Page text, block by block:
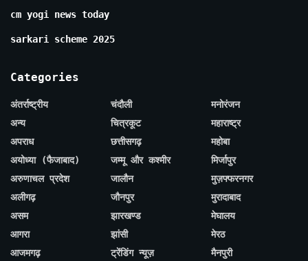
cm yogi news today
sarkari scheme 2025
Categories
अंतर्राष्ट्रीय
अन्य
अपराध
अयोध्या (फैजाबाद)
अरुणाचल प्रदेश
अलीगढ़
असम
आगरा
आजमगढ़
चंदौली
चित्रकूट
छत्तीसगढ़
जम्मू और कश्मीर
जालौन
जौनपुर
झारखण्ड
झांसी
ट्रेंडिंग न्यूज़
मनोरंजन
महाराष्ट्र
महोबा
मिर्जापुर
मुज़फ्फरनगर
मुरादाबाद
मेघालय
मेरठ
मैनपुरी